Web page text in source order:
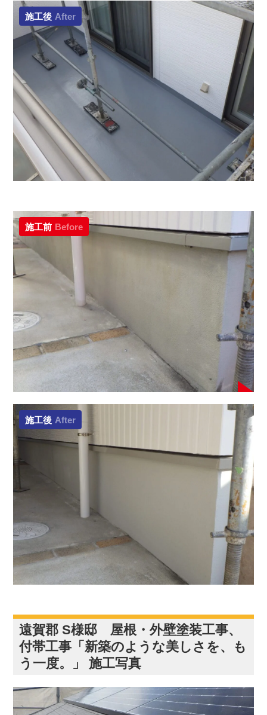
施工後 After
施工前 Before
施工後 After
遠賀郡 S様邸 屋根・外壁塗装工事、
付帯工事「新築のような美しさを、も
う一度。」 施工写真